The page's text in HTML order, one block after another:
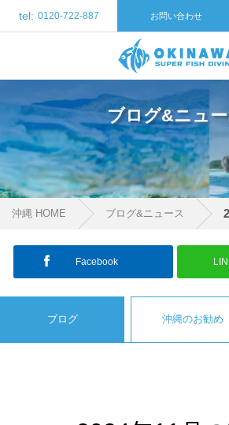
tel: 0120-722-887 お問い合わせ
ブログ&ニュ
沖縄 HOME ブログ&ニュース
ブログ 沖縄のお勧め
Facebook